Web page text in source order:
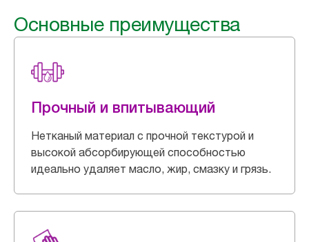
Основные преимущества
Прочный и впитывающий
Нетканый материал с прочной текстурой и
высокой абсорбирующей способностью
идеально удаляет масло, жир, смазку и грязь.